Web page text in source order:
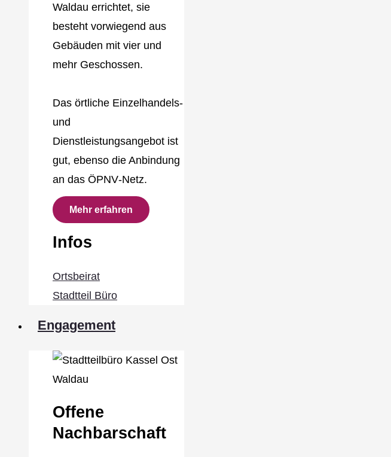
Waldau errichtet, sie
besteht vorwiegend aus
Gebäuden mit vier und
mehr Geschossen.
Das örtliche Einzelhandels‐
und
Dienstleistungsangebot ist
gut, ebenso die Anbindung
an das ÖPNV‐Netz.
Mehr erfahren
Infos
Ortsbeirat
Stadtteil Büro
Engagement
Offene
Nachbarschaft